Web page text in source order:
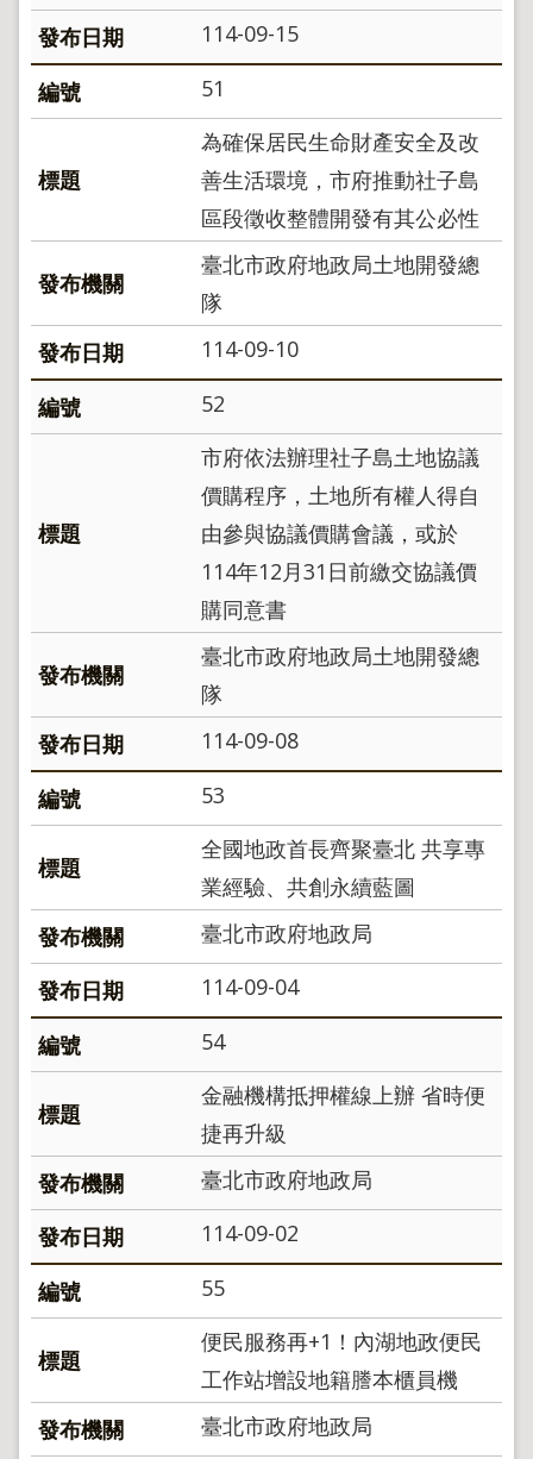
政
資
114-09-15
51
為確保居民生命財產安全及改
善生活環境，市府推動社子島
區段徵收整體開發有其公必性
臺北市政府地政局土地開發總
隊
114-09-10
52
市府依法辦理社子島土地協議
價購程序，土地所有權人得自
由參與協議價購會議，或於
114年12月31日前繳交協議價
購同意書
臺北市政府地政局土地開發總
隊
114-09-08
53
全國地政首長齊聚臺北 共享專
業經驗、共創永續藍圖
臺北市政府地政局
114-09-04
54
金融機構抵押權線上辦 省時便
捷再升級
臺北市政府地政局
114-09-02
55
便民服務再+1！內湖地政便民
工作站增設地籍謄本櫃員機
臺北市政府地政局